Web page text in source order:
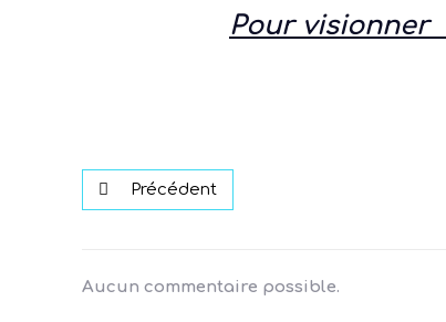
Pour visionner
Précédent
Aucun commentaire possible.